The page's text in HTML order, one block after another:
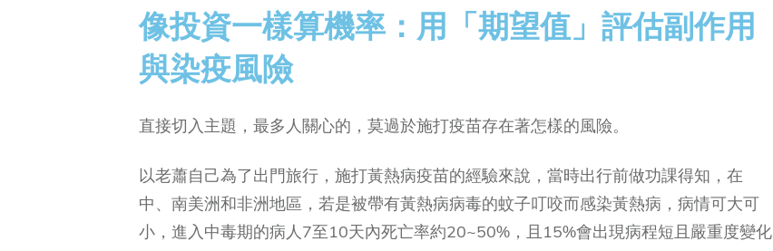
像投資一樣算機率：用「期望值」評估副作用
與染疫風險
直接切入主題，最多人關心的，莫過於施打疫苗存在著怎樣的風險。
以老蕭自己為了出門旅行，施打黃熱病疫苗的經驗來說，當時出行前做功課得知，在
中、南美洲和非洲地區，若是被帶有黃熱病病毒的蚊子叮咬而感染黃熱病，病情可大可
小，進入中毒期的病人7至10天內死亡率約20~50%，且15%會出現病程短且嚴重度變化